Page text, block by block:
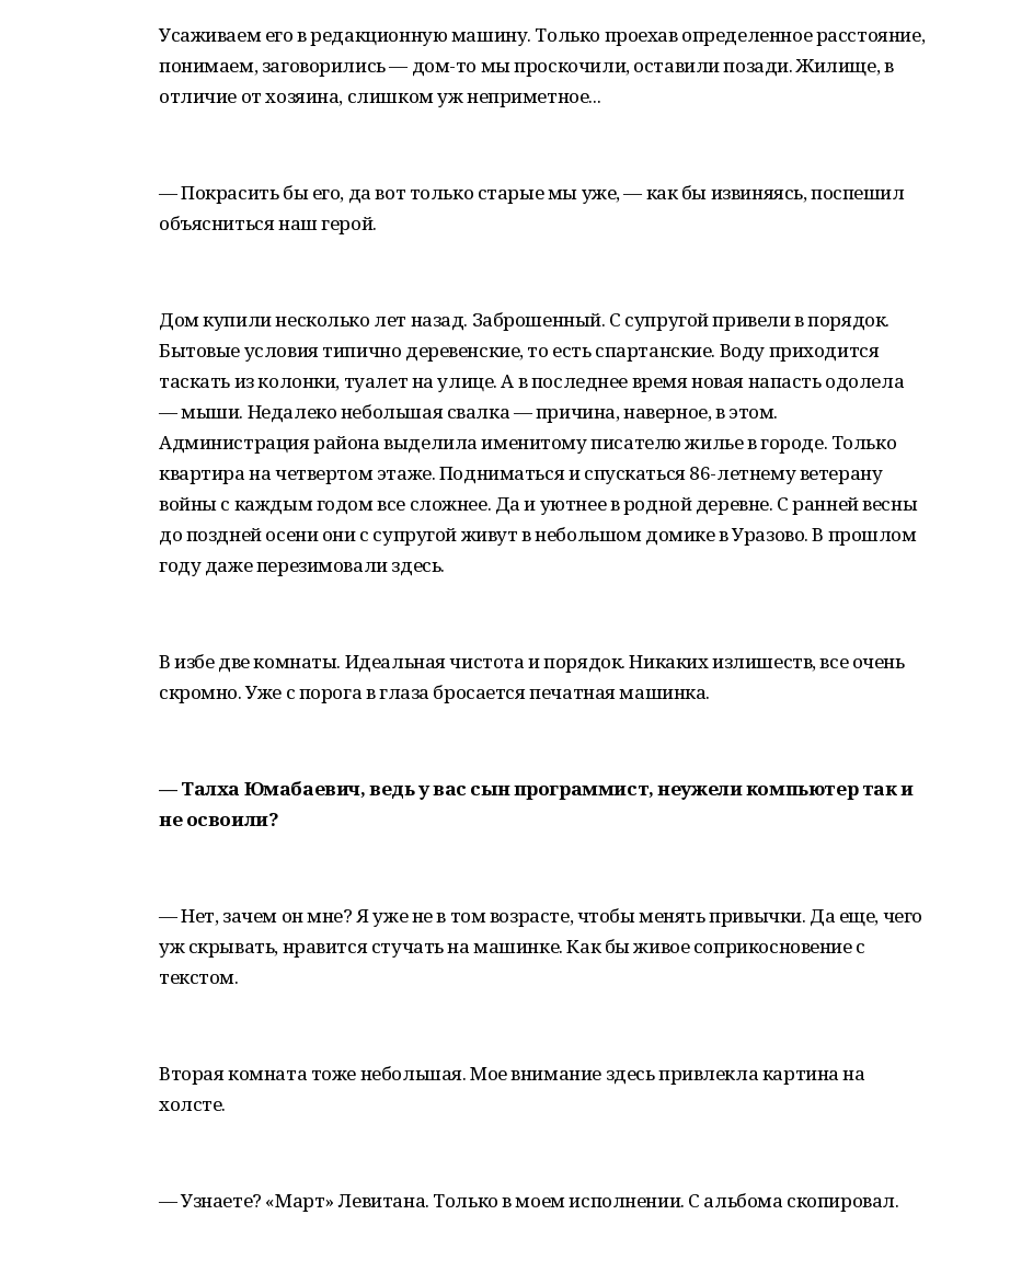
Усаживаем его в редакционную машину. Только проехав определенное расстояние,
понимаем, заговорились — дом-то мы проскочили, оставили позади. Жилище, в
отличие от хозяина, слишком уж неприметное...
— Покрасить бы его, да вот только старые мы уже, — как бы извиняясь, поспешил
объясниться наш герой.
Дом купили несколько лет назад. Заброшенный. С супругой привели в порядок.
Бытовые условия типично деревенские, то есть спартанские. Воду приходится
таскать из колонки, туалет на улице. А в последнее время новая напасть одолела
— мыши. Недалеко небольшая свалка — причина, наверное, в этом.
Администрация района выделила именитому писателю жилье в городе. Только
квартира на четвертом этаже. Подниматься и спускаться 86-летнему ветерану
войны с каждым годом все сложнее. Да и уютнее в родной деревне. С ранней весны
до поздней осени они с супругой живут в небольшом домике в Уразово. В прошлом
году даже перезимовали здесь.
В избе две комнаты. Идеальная чистота и порядок. Никаких излишеств, все очень
скромно. Уже с порога в глаза бросается печатная машинка.
— Талха Юмабаевич, ведь у вас сын программист, неужели компьютер так и
не освоили?
— Нет, зачем он мне? Я уже не в том возрасте, чтобы менять привычки. Да еще, чего
уж скрывать, нравится стучать на машинке. Как бы живое соприкосновение с
текстом.
Вторая комната тоже небольшая. Мое внимание здесь привлекла картина на
холсте.
— Узнаете? «Март» Левитана. Только в моем исполнении. С альбома скопировал.